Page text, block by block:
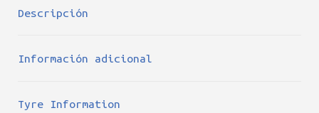
Descripción
Información adicional
Tyre Information